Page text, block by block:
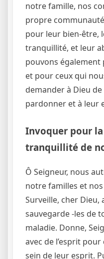
notre famille, nos
propre
pour leur bien-être,
tranquillité, et leur
pouvons
et pour ceux qui
demander à Dieu
pardonner et à leur
Invoquer pour
tranquillité de
Ô Seigneur, nous
notre familles et
Surveille, cher Dieu,
sauvegarde -les de
maladie. Donne,
avec de l’esprit
sein de leur esprit.